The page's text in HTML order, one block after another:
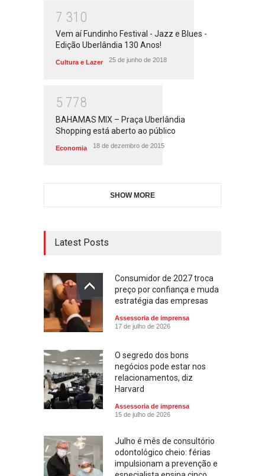
7 31 0
Vem aí Fundinho Festival - Jazz e Blues -
Edição Uberlândia 130 Anos!
Cultura e Lazer 25 de junho de 2018
5 778
BAHAMAS MIX – Praça Uberlândia
Shopping está aberto ao público
Economia 18 de dezembro de 2015
SHOW MORE
Latest Posts
Consumidor de 2027 troca
preço por confiança e muda
estratégia das empresas
Assessoria de imprensa
17 de julho de 2026
O segredo dos bons
negócios pode estar nos
relacionamentos, diz
Harvard
Assessoria de imprensa
15 de julho de 2026
Julho é mês de consultório
odontológico cheio: férias
impulsionam a prevenção e